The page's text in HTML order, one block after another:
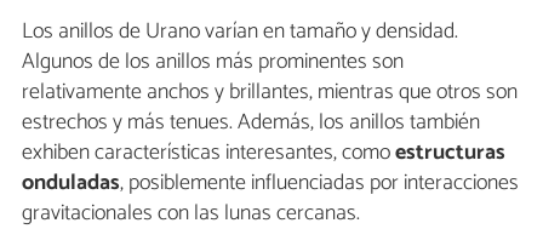
Los anillos de Urano varían en tamaño y densidad.
Algunos de los anillos más prominentes son
relativamente anchos y brillantes, mientras que otros son
estrechos y más tenues. Además, los anillos también
exhiben características interesantes, comoestructuras
onduladas, posiblemente influenciadas por interacciones
gravitacionales con las lunas cercanas.